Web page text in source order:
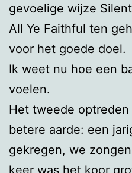
gevoelige wijze
All Ye Faithful ten
voor het goede doel.
Ik weet nu hoe een
voelen.
Het tweede
betere aarde: een
gekregen, we
keer was het koor